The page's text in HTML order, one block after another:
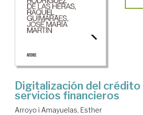
Digitalización del
servicios financieros
Arroyo i Amayuelas, Esther